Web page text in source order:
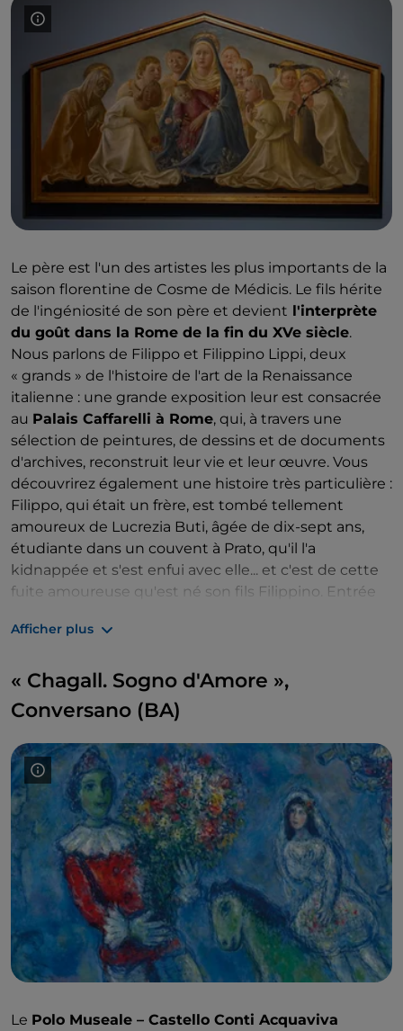
Le père est l'un des artistes les plus importants de la
saison florentine de Cosme de Médicis. Le fils hérite
de l'ingéniosité de son père et devient l'interprète
du goût dans la Rome de la fin du XVe siècle.
Nous parlons de Filippo et Filippino Lippi, deux
« grands » de l'histoire de l'art de la Renaissance
italienne : une grande exposition leur est consacrée
au Palais Caffarelli à Rome, qui, à travers une
sélection de peintures, de dessins et de documents
d'archives, reconstruit leur vie et leur œuvre. Vous
découvrirez également une histoire très particulière :
Filippo, qui était un frère, est tombé tellement
amoureux de Lucrezia Buti, âgée de dix-sept ans,
étudiante dans un couvent à Prato, qu'il l'a
kidnappée et s'est enfui avec elle... et c'est de cette
fuite amoureuse qu'est né son fils Filippino. Entrée
Afficher plus
« Chagall. Sogno d'Amore »,
Conversano (BA)
Le Polo Museale – Castello Conti Acquaviva